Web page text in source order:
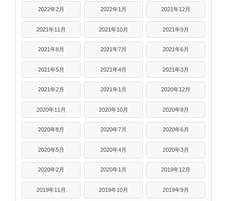
2022年2月 2022年1月 2021年12月
2021年11月 2021年10月 2021年9月
2021年8月 2021年7月 2021年6月
2021年5月 2021年4月 2021年3月
2021年2月 2021年1月 2020年12月
2020年11月 2020年10月 2020年9月
2020年8月 2020年7月 2020年6月
2020年5月 2020年4月 2020年3月
2020年2月 2020年1月 2019年12月
2019年11月 2019年10月 2019年9月